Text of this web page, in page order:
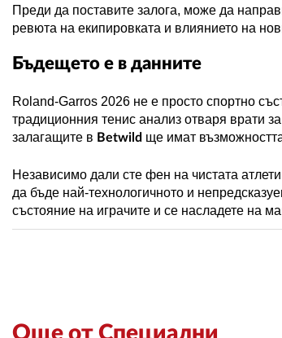
Преди да поставите залога, може да
ревюта на екипировката и влиянието на
Бъдещето е в данните
Roland-Garros 2026 не е просто спортно
традиционния тенис анализ отваря врати
залагащите в Betwild ще имат
Независимо дали сте фен на чистата
да бъде най-технологичното и
състояние на играчите и се насладете на
Още от Специални